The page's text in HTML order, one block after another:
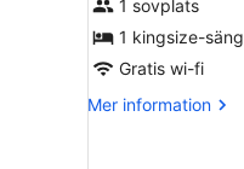
havsutsikt
(single)
1 sovplats
1 kingsize-säng
Gratis wi-fi
Mer information
Mer